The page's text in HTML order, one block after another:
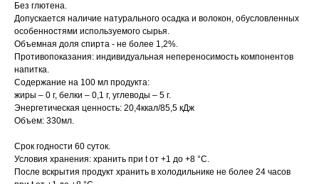
Без глютена.
Допускается наличие натурального осадка и волокон, обусловленных
особенностями используемого сырья.
Объемная доля спирта - не более 1,2%.
Противопоказания: индивидуальная непереносимость компонентов
напитка.
Содержание на 100 мл продукта:
жиры – 0 г, белки – 0,1 г, углеводы – 5 г.
Энергетическая ценность: 20,4ккал/85,5 кДж
Объем: 330мл.
Срок годности 60 суток.
Условия хранения: хранить при t от +1 до +8 °C.
После вскрытия продукт хранить в холодильнике не более 24 часов